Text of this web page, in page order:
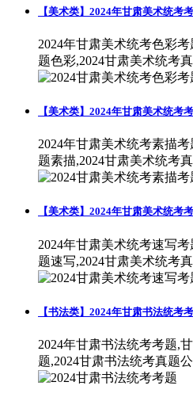
【美术类】2024年甘肃美术统考
2024年甘肃美术统考色彩
题色彩,2024甘肃美术统考真
【美术类】2024年甘肃美术统考
2024年甘肃美术统考素描
题素描,2024甘肃美术统考真
【美术类】2024年甘肃美术统考
2024年甘肃美术统考速写
题速写,2024甘肃美术统考真
【书法类】2024年甘肃书法统考
2024年甘肃书法统考考题,
题,2024甘肃书法统考真题公